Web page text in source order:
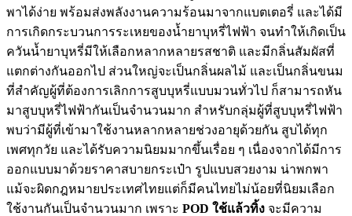
พาได้ง่าย พร้อมส่งพลังงานความร้อนมาจากแบตเตอรี่ และได้มี
การเกิดกระบวนการระเหยของน้ำยาบุหรี่ไฟฟ้า จนทำให้เกิดเป็น
ควันน้ำยาบุหรี่มีให้เลือกหลากหลายรสชาติ และมีกลิ่นสัมผัสที่
แตกต่างกันออกไป ส่วนใหญ่จะเป็นกลิ่นผลไม้ และเป็นกลิ่นขนม
ที่สำคัญผู้ที่ต้องการเลิกการสูบบุหรี่แบบมวนทั่วไป ก็สามารถหัน
มาสูบบุหรี่ไฟฟ้ากันเป็นจำนวนมาก สำหรับกลุ่มผู้ที่สูบบุหรี่ไฟฟ้า
พบว่ามีผู้ที่เข้ามาใช้งานหลากหลายช่วงอายุด้วยกัน สูบได้ทุก
เพศทุกวัย และได้รับความนิยมมากขึ้นเรื่อย ๆ เนื่องจากได้มีการ
ออกแบบมาด้วยราคาสบายกระเป๋า รูปแบบสวยงาม น่าพกพา
แม้จะผิดกฎหมายประเทศไทยแต่ก็มีคนไทยไม่น้อยที่นิยมเลือก
ใช้งานกันเป็นจำนวนมาก เพราะ POD ใช้แล้วทิ้ง จะมีความ